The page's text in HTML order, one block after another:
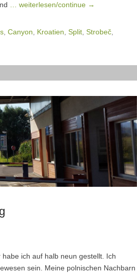
… weiterlesen/continue →
Canyon Kroatien Split Strobeč
ich auf halb neun gestellt. Ich
sein. Meine polnischen Nachbarn